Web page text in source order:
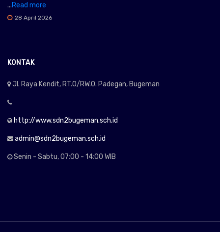
...Read more
28 April 2026
KONTAK
Jl. Raya Kendit, RT.0/RW.0. Padegan, Bugeman
http://www.sdn2bugeman.sch.id
admin@sdn2bugeman.sch.id
Senin - Sabtu, 07:00 - 14:00 WIB